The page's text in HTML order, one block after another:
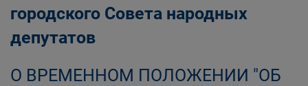
городского Совета народных
депутатов
О ВРЕМЕННОМ ПОЛОЖЕНИИ "ОБ